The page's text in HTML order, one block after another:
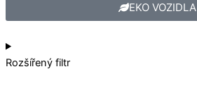
EKO VOZIDLA
Rozšířený filtr